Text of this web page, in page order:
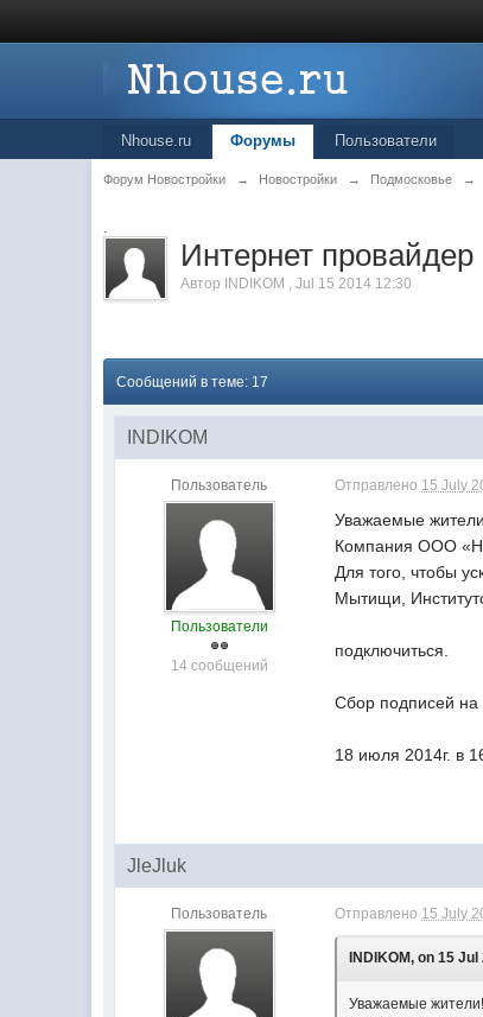
Nhouse.ru Форумы Пользователи
Форум Новостройки → Новостройки → Подмосковье →
.
Интернет
Автор INDIKOM ,Jul 15 2014 12:30
Сообщений в теме: 17
INDIKOM
Пользователь
Пользователи
14 сообщений
Отправлено 15 July
Уважаемые
Компания ООО
Для того, чтобы
Мытищи,
подключиться.
Сбор подписей на
18 июля 2014г. в
JleJluk
Пользователь Отправлено 15 July
INDIKOM, on 15
Уважаемые жители!